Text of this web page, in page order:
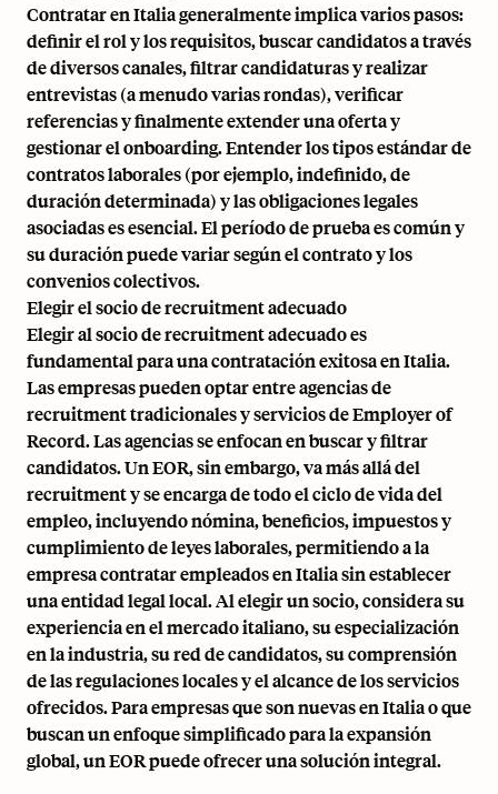
Contratar en Italia generalmente implica varios pasos:
definir el rol y los requisitos, buscar candidatos a través
de diversos canales, filtrar candidaturas y realizar
entrevistas (a menudo varias rondas), verificar
referencias y finalmente extender una oferta y
gestionar el onboarding. Entender los tipos estándar de
contratos laborales (por ejemplo, indefinido, de
duración determinada) y las obligaciones legales
asociadas es esencial. El período de prueba es común y
su duración puede variar según el contrato y los
convenios colectivos.
Elegir el socio de recruitment adecuado
Elegir al socio de recruitment adecuado es
fundamental para una contratación exitosa en Italia.
Las empresas pueden optar entre agencias de
recruitment tradicionales y servicios de Employer of
Record. Las agencias se enfocan en buscar y filtrar
candidatos. Un EOR, sin embargo, va más allá del
recruitment y se encarga de todo el ciclo de vida del
empleo, incluyendo nómina, beneficios, impuestos y
cumplimiento de leyes laborales, permitiendo a la
empresa contratar empleados en Italia sin establecer
una entidad legal local. Al elegir un socio, considera su
experiencia en el mercado italiano, su especialización
en la industria, su red de candidatos, su comprensión
de las regulaciones locales y el alcance de los servicios
ofrecidos. Para empresas que son nuevas en Italia o que
buscan un enfoque simplificado para la expansión
global, un EOR puede ofrecer una solución integral.